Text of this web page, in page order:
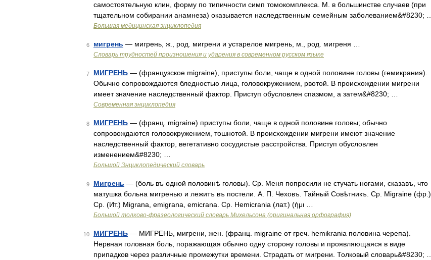
самостоятельную клин, форму по типичности симп томокомплекса. М. в большинстве случаев (при
тщательном собирании анамнеза) оказывается наследственным семейным заболеванием&#8230; …
Большая медицинская энциклопедия
6 мигрень — мигрень, ж., род. мигрени и устарелое мигрень, м., род. мигреня …
Словарь трудностей произношения и ударения в современном русском языке
7 МИГРЕНЬ — (французское migraine), приступы боли, чаще в одной половине головы (гемикрания).
Обычно сопровождаются бледностью лица, головокружением, рвотой. В происхождении мигрени
имеет значение наследственный фактор. Приступ обусловлен спазмом, а затем&#8230; …
Современная энциклопедия
8 МИГРЕНЬ — (франц. migraine) приступы боли, чаще в одной половине головы; обычно
сопровождаются головокружением, тошнотой. В происхождении мигрени имеют значение
наследственный фактор, вегетативно сосудистые расстройства. Приступ обусловлен
изменением&#8230; …
Большой Энциклопедический словарь
9 Мигрень — (боль въ одной половинѣ головы). Ср. Меня попросили не стучать ногами, сказавъ, что
матушка больна мигренью и лежитъ въ постели. А. П. Чеховъ. Тайный Совѣтникъ. Ср. Migraine (фр.).
Ср. (Ит.) Migrana, emigrana, emicrana. Ср. Hemicrania (лат.) (ἡμι …
Большой толково-фразеологический словарь Михельсона (оригинальная орфография)
10 МИГРЕНЬ — МИГРЕНЬ, мигрени, жен. (франц. migraine от греч. hemikrania половина черепа).
Нервная головная боль, поражающая обычно одну сторону головы и проявляющаяся в виде
припадков через различные промежутки времени. Страдать от мигрени. Толковый словарь&#8230; …